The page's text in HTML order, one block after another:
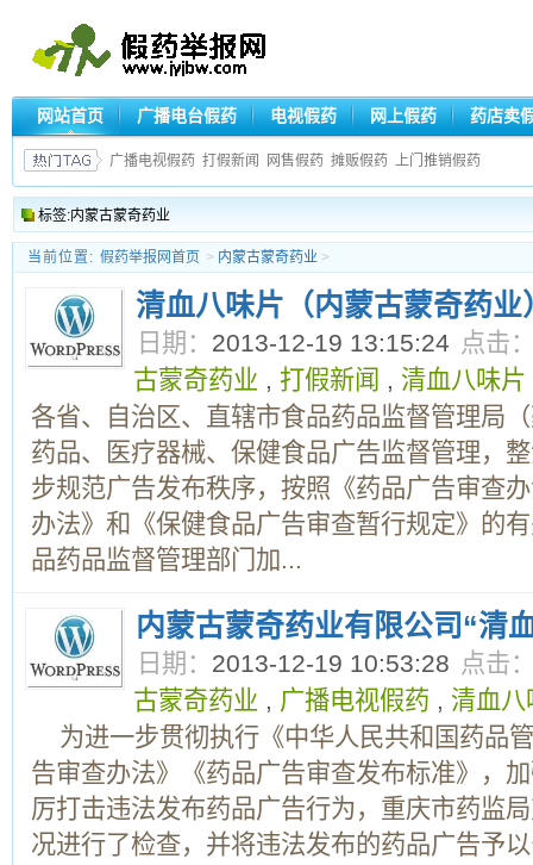
网站首页 广播电台假药 电视假药 网上假药 药店卖
广播电视假药 打假新闻 网售假药 摊贩假药 上门推销假药
标签:内蒙古蒙奇药业
当前位置: 假药举报网首页 > 内蒙古蒙奇药业 >
清血八味片（内蒙古蒙奇药
日期： 2013-12-19 13:15:24 点击
古蒙奇药业 , 打假新闻 , 清血八味片
各省、自治区、直辖市食品药品监督管理局
药品、医疗器械、保健食品广告监督管理，
步规范广告发布秩序，按照《药品广告审查
办法》和《保健食品广告审查暂行规定》的
品药品监督管理部门加...
内蒙古蒙奇药业有限公司“清
日期： 2013-12-19 10:53:28 点击
古蒙奇药业 , 广播电视假药 , 清血八
为进一步贯彻执行《中华人民共和国药品
告审查办法》《药品广告审查发布标准》，
厉打击违法发布药品广告行为，重庆市药监
况进行了检查，并将违法发布的药品广告予